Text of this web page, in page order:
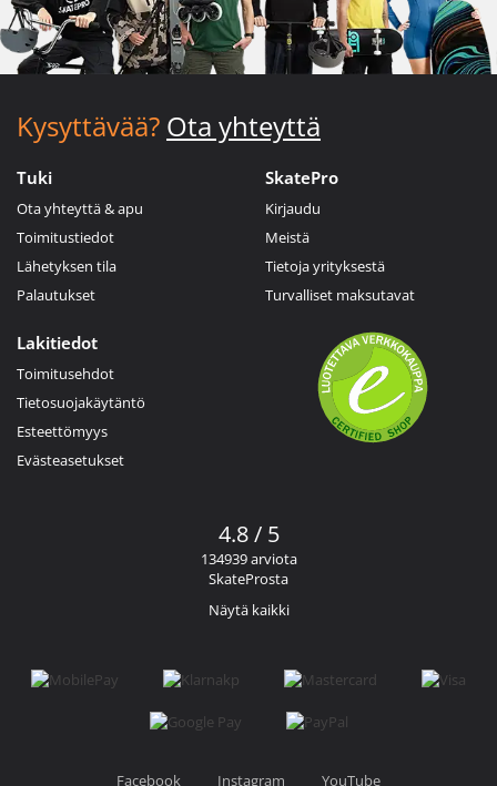
Kysyttävää? Ota yhteyttä
Tuki
Ota yhteyttä & apu
Toimitustiedot
Lähetyksen tila
Palautukset
SkatePro
Kirjaudu
Meistä
Tietoja yrityksestä
Turvalliset maksutavat
Lakitiedot
Toimitusehdot
Tietosuojakäytäntö
Esteettömyys
Evästeasetukset
4.8 / 5
134939 arviota
SkateProsta
Näytä kaikki
Facebook Instagram YouTube